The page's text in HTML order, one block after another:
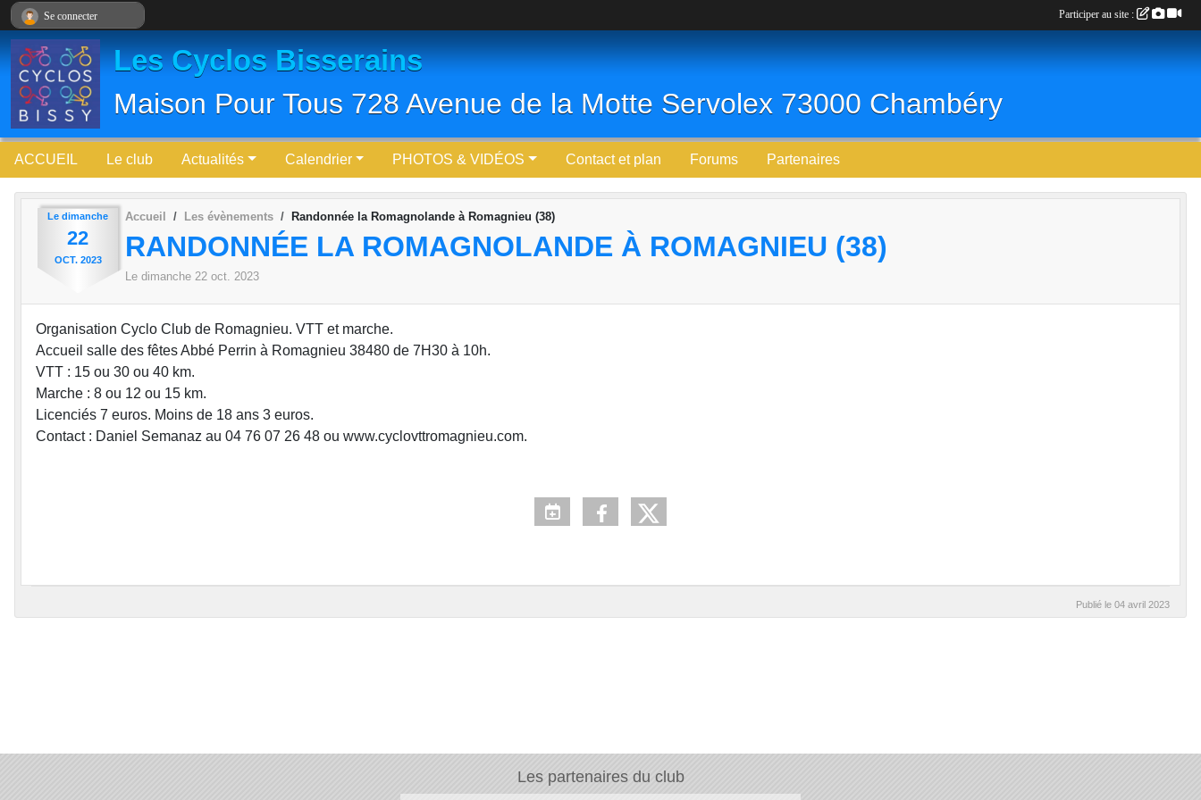
Les Cyclos Bisserains
Maison Pour Tous 728 Avenue de la Motte Servolex 73000 Chambéry
ACCUEIL Le club Actualités Calendrier PHOTOS & VIDÉOS Contact et plan Forums Partenaires
Le dimanche
22
OCT. 2023
Accueil Les évènements Randonnée la Romagnolande à Romagnieu (38)
RANDONNÉE LA ROMAGNOLANDE À ROMAGNIEU (38)
Le dimanche 22 oct. 2023
Organisation Cyclo Club de Romagnieu. VTT et marche.
Accueil salle des fêtes Abbé Perrin à Romagnieu 38480 de 7H30 à 10h.
VTT : 15 ou 30 ou 40 km.
Marche : 8 ou 12 ou 15 km.
Licenciés 7 euros. Moins de 18 ans 3 euros.
Contact : Daniel Semanaz au 04 76 07 26 48 ou www.cyclovttromagnieu.com.
Publié le 04 avril 2023
Les partenaires du club
Se connecter Participer au site :
Panneau de gestion des cookies